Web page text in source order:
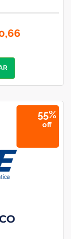
55%
off